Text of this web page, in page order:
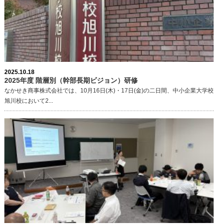
2025.10.18
2025年度 階層別（幹部長期ビジョン）研修
なかせき商事株式会社では、10月16日(木)・17日(金)の二日間、中小企業大学校
旭川校において2...